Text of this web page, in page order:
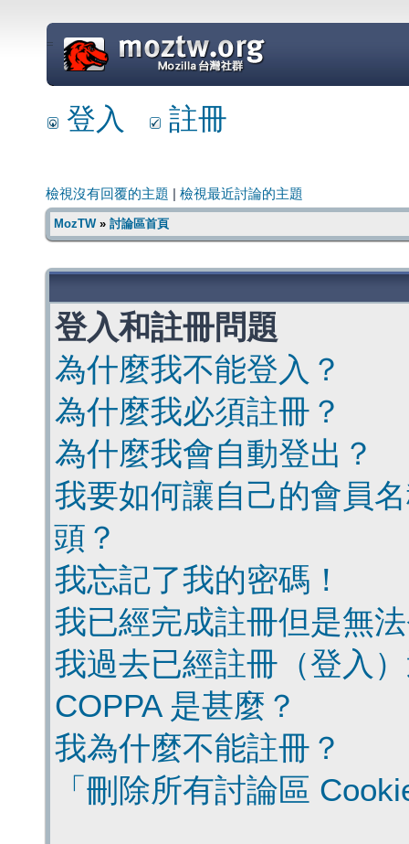
=
登入 註冊
檢視沒有回覆的主題 檢視最近討論的主題
MozTW» 討論區首頁
登入和註冊問題
為什麼我不能登入？
為什麼我必須註冊？
為什麼我會自動登出？
我要如何讓自己的會員
頭？
我忘記了我的密碼！
我已經完成註冊但是無
我過去已經註冊（登入
COPPA 是甚麼？
我為什麼不能註冊？
「刪除所有討論區